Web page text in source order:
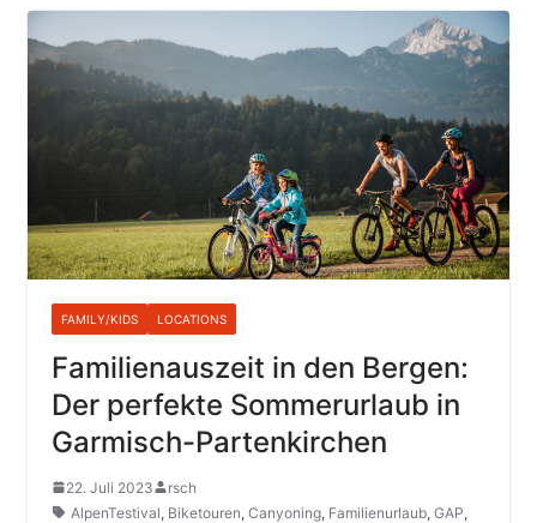
FAMILY/KIDS LOCATIONS
Familienauszeit in den Bergen:
Der perfekte Sommerurlaub in
Garmisch-Partenkirchen
22. Juli 2023
rsch
AlpenTestival, Biketouren, Canyoning, Familienurlaub, GAP,